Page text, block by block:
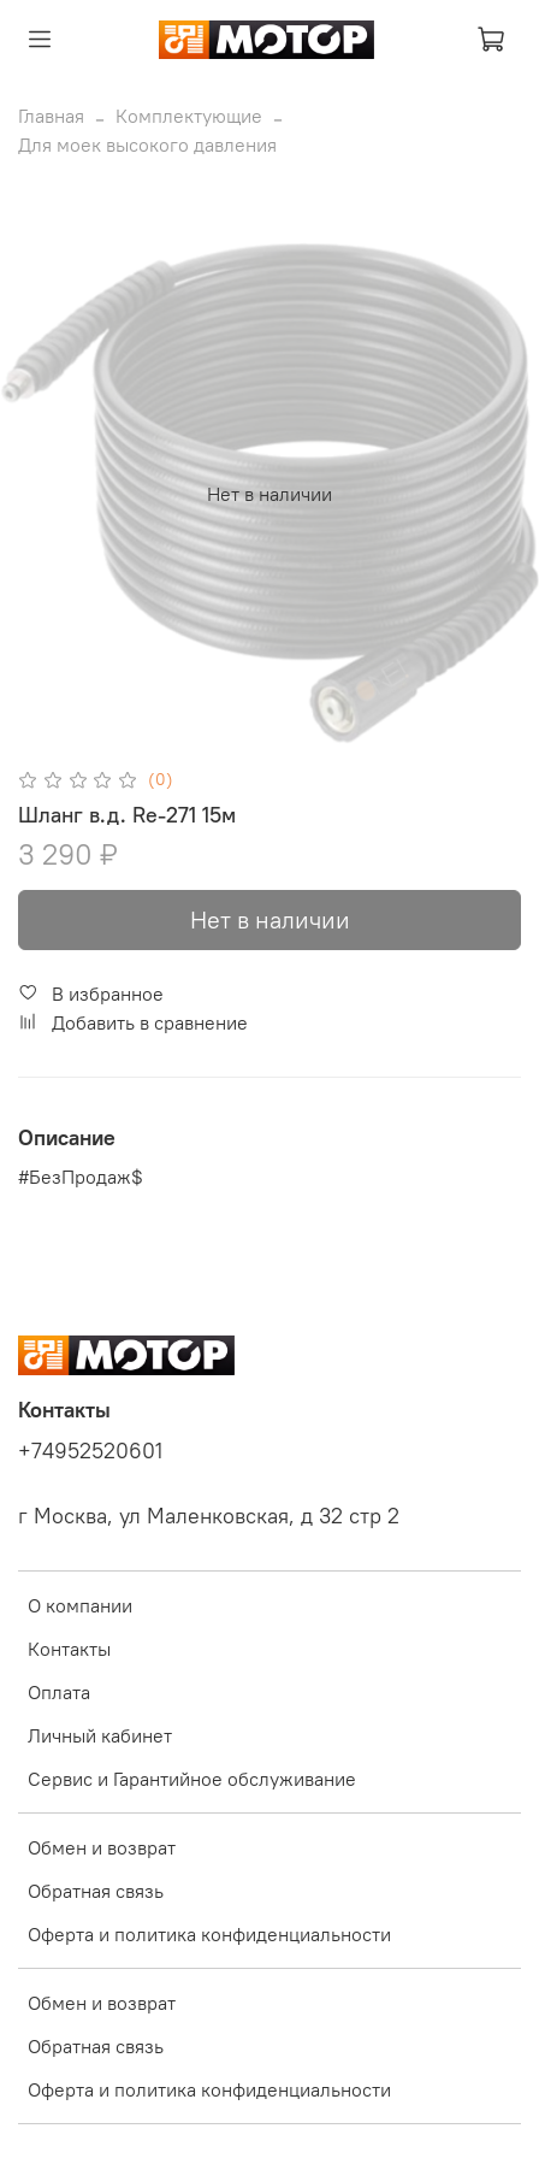
Главная
Комплектующие
Для моек высокого давления
Нет в наличии
(0)
Шланг в.д. Rе-271 15м
3 290 ₽
Нет в наличии
В избранное
Добавить в сравнение
Описание
#БезПродаж$
О компании
Контакты
Оплата
Личный кабинет
Сервис и Гарантийное обслуживание
Обмен и возврат
Обратная связь
Оферта и политика конфиденциальности
Обмен и возврат
Обратная связь
Оферта и политика конфиденциальности
Контакты
+74952520601
г Москва, ул Маленковская, д 32 стр 2